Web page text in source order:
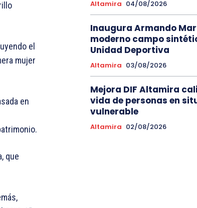
el
mujer
en
que
Altamira 04/08/2026
Inaugura Armando
moderno campo
Unidad Deportiva
Altamira 03/08/2026
Mejora DIF Altamira
vida de personas en
vulnerable
Altamira 02/08/2026